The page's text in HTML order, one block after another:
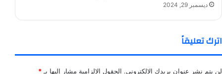
ديسمبر 29, 2024
اترك تعليقاً
لن يتم نشر عنوان بريدك الإلكتروني. الحقول الإلزامية مشار إليها بـ*